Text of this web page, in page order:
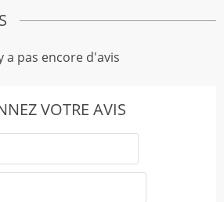
a pas encore d'avis
VOTRE AVIS